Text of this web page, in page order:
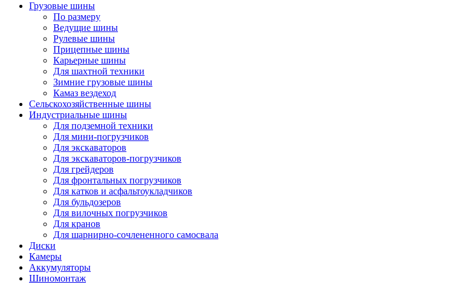
Грузовые шины
По размеру
Ведущие шины
Рулевые шины
Прицепные шины
Карьерные шины
Для шахтной техники
Зимние грузовые шины
Камаз вездеход
Сельскохозяйственные шины
Индустриальные шины
Для подземной техники
Для мини-погрузчиков
Для экскаваторов
Для экскаваторов-погрузчиков
Для грейдеров
Для фронтальных погрузчиков
Для катков и асфальтоукладчиков
Для бульдозеров
Для вилочных погрузчиков
Для кранов
Для шарнирно-сочлененного самосвала
Диски
Камеры
Аккумуляторы
Шиномонтаж